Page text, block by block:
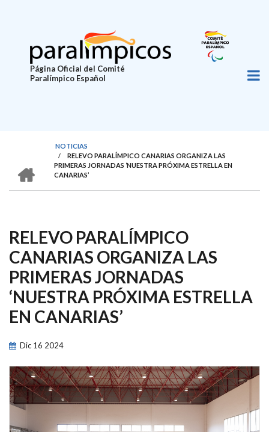
principal
Página Oficial del Comité
Paralímpico Español
SOBRESCRIBIR
ENLACES
A
LA
NAVEGACIÓN
NOTICIAS
/
RELEVO PARALÍMPICO CANARIAS ORGANIZA LAS
PRIMERAS JORNADAS ‘NUESTRA PRÓXIMA ESTRELLA EN
CANARIAS’
RELEVO PARALÍMPICO
CANARIAS ORGANIZA LAS
PRIMERAS JORNADAS
‘NUESTRA PRÓXIMA ESTRELLA
EN CANARIAS’
Dic 16 2024